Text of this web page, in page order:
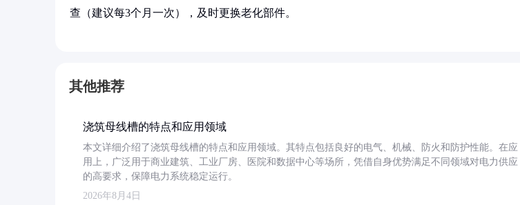
查（建议每3个月一次），及时更换老化部件。
其他推荐
浇筑母线槽的特点和应用领域
本文详细介绍了浇筑母线槽的特点和应用领域。其特点包括良好的电气、机械、防火和防护性能。在应
用上，广泛用于商业建筑、工业厂房、医院和数据中心等场所，凭借自身优势满足不同领域对电力供应
的高要求，保障电力系统稳定运行。
2026年8月4日